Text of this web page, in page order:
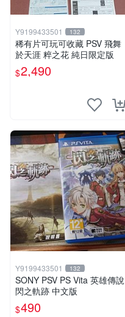
Y9199433501 132
稀有片可玩可收藏 PSV 飛舞
於天涯 粹之花 純日限定版
$2,490
Y9199433501 132
SONY PSV PS Vita 英雄傳說
閃之軌跡 中文版
$490